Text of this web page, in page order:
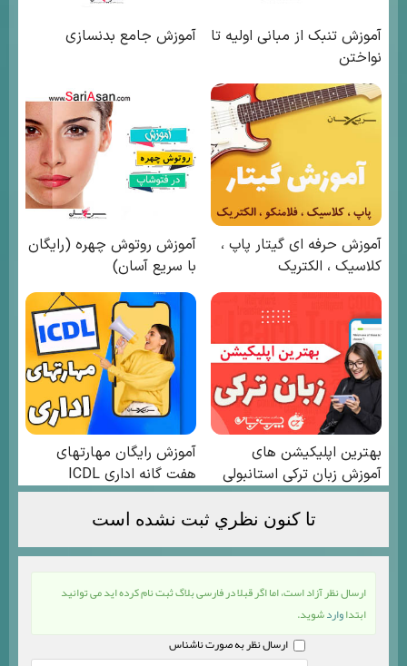
تا كنون نظري ثبت نشده است
ارسال نظر آزاد است، اما اگر قبلا در فارسی بلاگ ثبت نام کرده اید می توانید
ابتداواردشوید.
ارسال نظر به صورت ناشناس